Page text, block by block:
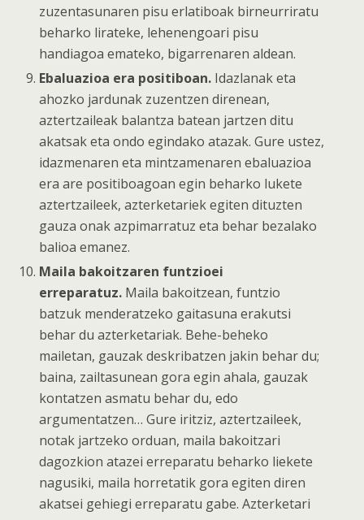
zuzentasunaren pisu erlatiboak birneurriratu
beharko lirateke, lehenengoari pisu
handiagoa emateko, bigarrenaren aldean.
Ebaluazioa era positiboan. Idazlanak eta
ahozko jardunak zuzentzen direnean,
aztertzaileak balantza batean jartzen ditu
akatsak eta ondo egindako atazak. Gure ustez,
idazmenaren eta mintzamenaren ebaluazioa
era are positiboagoan egin beharko lukete
aztertzaileek, azterketariek egiten dituzten
gauza onak azpimarratuz eta behar bezalako
balioa emanez.
Maila bakoitzaren funtzioei
erreparatuz. Maila bakoitzean, funtzio
batzuk menderatzeko gaitasuna erakutsi
behar du azterketariak. Behe-beheko
mailetan, gauzak deskribatzen jakin behar du;
baina, zailtasunean gora egin ahala, gauzak
kontatzen asmatu behar du, edo
argumentatzen… Gure iritziz, aztertzaileek,
notak jartzeko orduan, maila bakoitzari
dagozkion atazei erreparatu beharko liekete
nagusiki, maila horretatik gora egiten diren
akatsei gehiegi erreparatu gabe. Azterketari